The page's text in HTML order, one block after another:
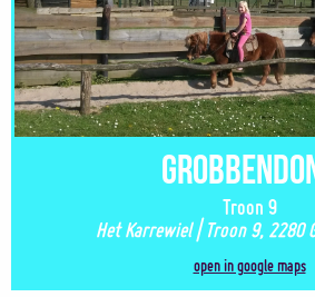
Troon 9
Het Karrewiel | Troon 9, 2280
open in google maps